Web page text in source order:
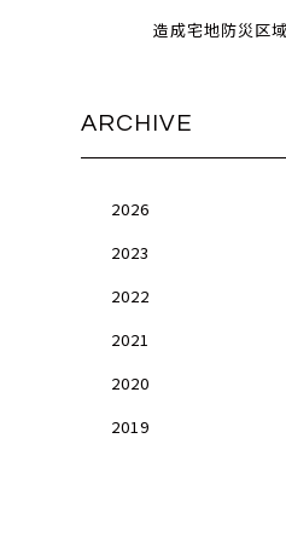
造成宅地防災区
ARCHIVE
2026
2023
2022
2021
2020
2019